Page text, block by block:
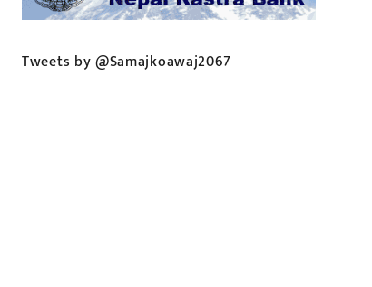
Tweets by @Samajkoawaj2067